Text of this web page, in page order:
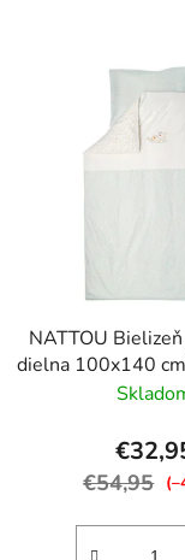
NATTOU
dielna 100x140
Mila, Zoe &
€54,95